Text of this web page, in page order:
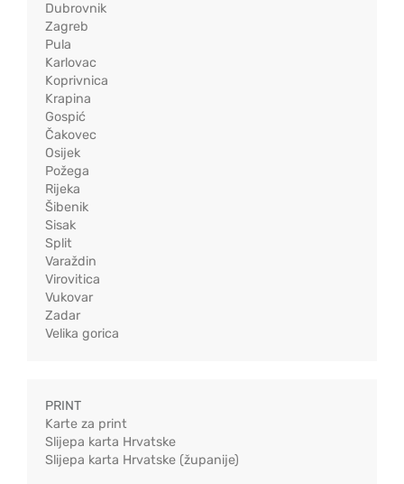
Dubrovnik
Zagreb
Pula
Karlovac
Koprivnica
Krapina
Gospić
Čakovec
Osijek
Požega
Rijeka
Šibenik
Sisak
Split
Varaždin
Virovitica
Vukovar
Zadar
Velika gorica
PRINT
Karte za print
Slijepa karta Hrvatske
Slijepa karta Hrvatske (županije)